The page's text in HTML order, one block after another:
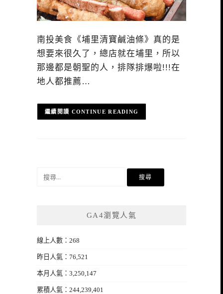
南投美食《埔里清寶鹹油條》真的是
想要來很久了，總店就在埔里，所以
那邊都是朝聖的人，排隊排爆啦!!!在
地人都推薦…
CONTINUE READING
GA4瀏覽人氣
線上人數：268
昨日人氣：76,521
本月人氣：3,250,147
累積人氣：244,239,401